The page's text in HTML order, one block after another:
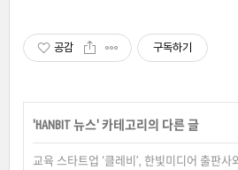
공감 구독하기
'HANBIT 뉴스' 카테고리의 다른 글
교육 스타트업 ‘클레비’, 한빛미디어 출판사